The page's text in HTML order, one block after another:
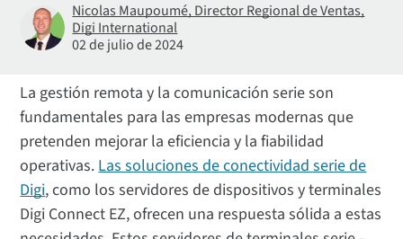
Nicolas Maupoumé, Director Regional de Ventas,
Digi International
02 de julio de 2024
La gestión remota y la comunicación serie son
fundamentales para las empresas modernas que
pretenden mejorar la eficiencia y la fiabilidad
operativas. Las soluciones de conectividad serie de
Digi, como los servidores de dispositivos y terminales
Digi Connect EZ, ofrecen una respuesta sólida a estas